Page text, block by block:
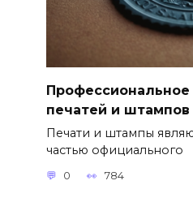
Профессиональное
печатей и штампов
Печати и штампы
частью официального
0 784